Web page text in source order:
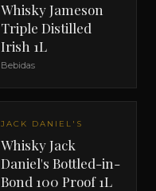
Whisky Jameson
Triple Distilled
Irish 1L
Bebidas
JACK DANIEL'S
Whisky Jack
Daniel's Bottled-in-
Bond 100 Proof 1L